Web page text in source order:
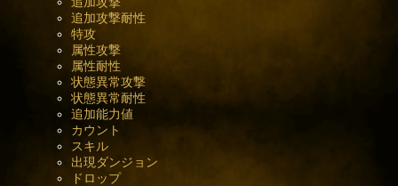
追加攻撃耐性
特攻
属性攻撃
属性耐性
状態異常攻撃
状態異常耐性
追加能力値
カウント
スキル
出現ダンジョン
ドロップ